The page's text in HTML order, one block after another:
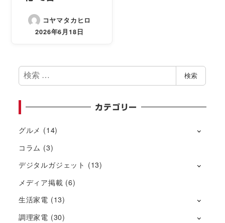
コヤマタカヒロ
2026年6月18日
検
索
検索
カテゴリー
グルメ (14)
コラム (3)
デジタルガジェット (13)
メディア掲載 (6)
生活家電 (13)
調理家電 (30)